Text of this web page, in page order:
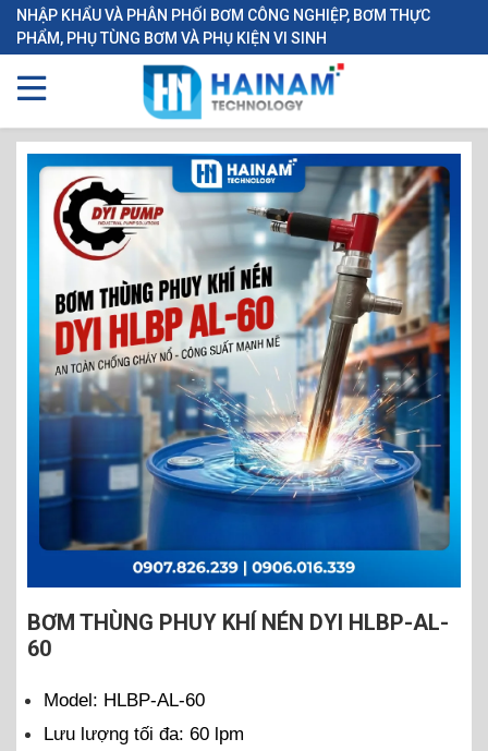
NHẬP KHẨU VÀ PHÂN PHỐI BƠM CÔNG NGHIỆP, BƠM THỰC
PHẨM, PHỤ TÙNG BƠM VÀ PHỤ KIỆN VI SINH
BƠM THÙNG PHUY KHÍ NÉN DYI HLBP-AL-
60
Model: HLBP-AL-60
Lưu lượng tối đa: 60 lpm